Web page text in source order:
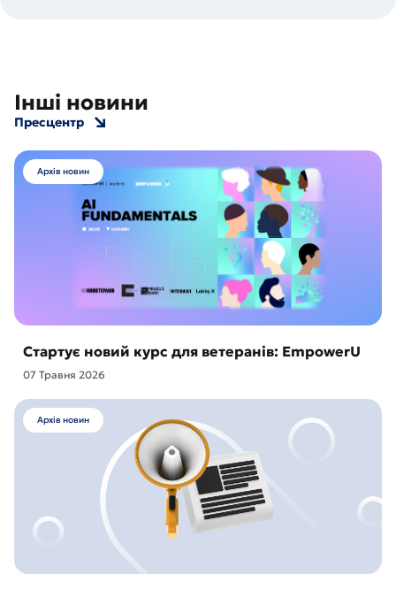
Інші новини
Пресцентр
Архів новин
Стартує новий курс для ветеранів: EmpowerU
07 Травня 2026
Архів новин